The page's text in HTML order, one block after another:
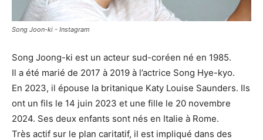
Song Joon-ki - Instagram
Song Joong-ki est un acteur sud-coréen né en 1985.
Il a été marié de 2017 à 2019 à l’actrice Song Hye-kyo.
En 2023, il épouse la britanique Katy Louise Saunders. Ils
ont un fils le 14 juin 2023 et une fille le 20 novembre
2024. Ses deux enfants sont nés en Italie à Rome.
Très actif sur le plan caritatif, il est impliqué dans des